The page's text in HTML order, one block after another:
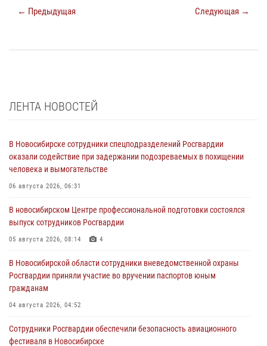
← Предыдущая Следующая →
ЛЕНТА НОВОСТЕЙ
В Новосибирске сотрудники спецподразделений Росгвардии
оказали содействие при задержании подозреваемых в похищении
человека и вымогательстве
06 августа 2026, 06:31
В новосибирском Центре профессиональной подготовки состоялся
выпуск сотрудников Росгвардии
05 августа 2026, 08:14 4
В Новосибирской области сотрудники вневедомственной охраны
Росгвардии приняли участие во вручении паспортов юным
гражданам
04 августа 2026, 04:52
Сотрудники Росгвардии обеспечили безопасность авиационного
фестиваля в Новосибирске